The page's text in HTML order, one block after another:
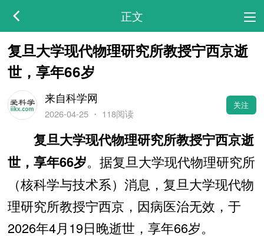
正文
复旦大学现代物理研究所教授宁西京逝
世，享年66岁
来自科学网
2026-04-25・ 118阅读
关注
复旦大学现代物理研究所教授宁西京逝
世，享年66岁。据复旦大学现代物理研究所
（核科学与技术系）消息，复旦大学现代物
理研究所教授宁西京，因病医治无效，于
2026年4月19日晚逝世，享年66岁。